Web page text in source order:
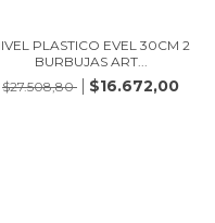
PLASTICO EVEL 30CM 2
BURBUJAS ART...
$27.508,80
$16.672,00